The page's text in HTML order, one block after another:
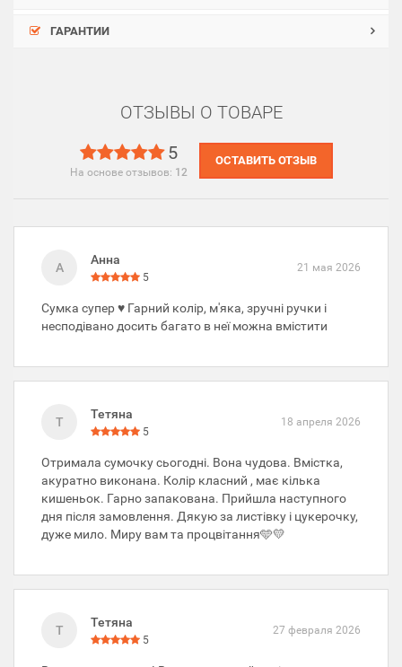
ГАРАНТИИ
ОТЗЫВЫ О ТОВАРЕ
5
На основе отзывов: 12
ОСТАВИТЬ ОТЗЫВ
А
Анна
5
21 мая 2026
Сумка супер ♥️ Гарний колір, м'яка, зручні ручки і
несподівано досить багато в неї можна вмістити
Т
Тетяна
5
18 апреля 2026
Отримала сумочку сьогодні. Вона чудова. Вмістка,
акуратно виконана. Колір класний , має кілька
кишеньок. Гарно запакована. Прийшла наступного
дня після замовлення. Дякую за листівку і цукерочку,
дуже мило. Миру вам та процвітання🩵💛
Т
Тетяна
5
27 февраля 2026